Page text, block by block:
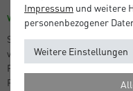
Verifizierter Kauf Größe:
Stoßkanten an den Ecken
vier Rahmenteilen kaum
Rahmenholzes sehen edel
Rahmen sind sehr sicher
Impressum und weitere
personenbezogener
Weitere Einstellungen